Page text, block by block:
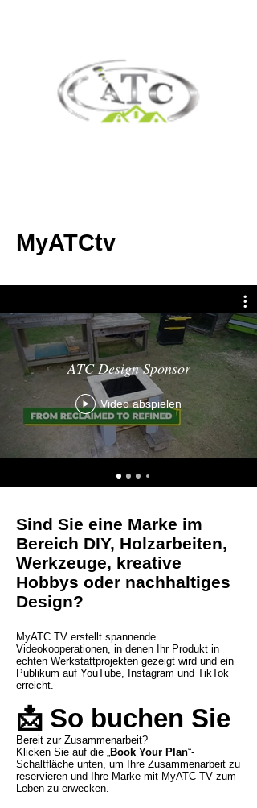
MyATCtv
ATC Design Sponsor
Video abspielen
Sind Sie eine Marke im
Bereich DIY, Holzarbeiten,
Werkzeuge, kreative
Hobbys oder nachhaltiges
Design?
MyATC TV erstellt spannende
Videokooperationen, in denen Ihr Produkt in
echten Werkstattprojekten gezeigt wird und ein
Publikum auf YouTube, Instagram und TikTok
erreicht.
📩 So buchen Sie
Bereit zur Zusammenarbeit?
Klicken Sie auf die „Book Your Plan“-
Schaltfläche unten, um Ihre Zusammenarbeit zu
reservieren und Ihre Marke mit MyATC TV zum
Leben zu erwecken.